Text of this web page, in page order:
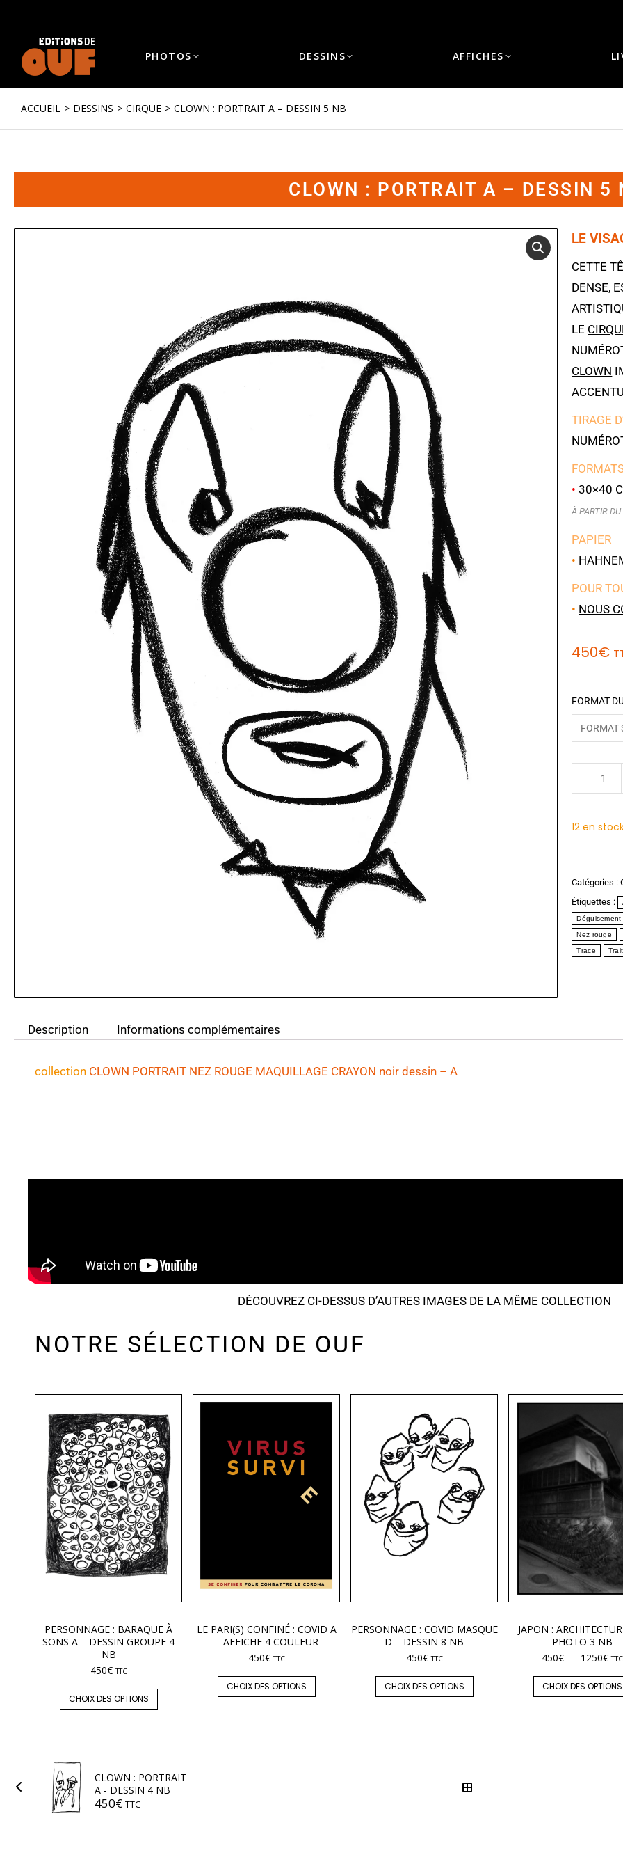
PHOTOS DESSINS AFFICHES
Vous êtes ici :
ACCUEIL DESSINS CIRQUE CLOWN : PORTRAIT A – DESSIN 5 NB
CLOWN : PORTRAIT A – DESSIN 5
LE
CETTE
DENSE,
LE
CLOWN
TIRAGE
•30×40
À PARTIR
PAPIER
•
POUR
• NOUS
450€
FORMAT
12 en
Catégories :
Étiquettes :
Déguisement
Nez rouge
Trace Trait
Description Informations complémentaires
collection CLOWN PORTRAIT NEZ ROUGE MAQUILLAGE CRAYON noir dessin – A
DÉCOUVREZ CI-DESSUS D’AUTRES IMAGES DE LA MÊME COLLECTION
NOTRE SÉLECTION DE OUF
PERSONNAGE : BARAQUE À
SONS A – DESSIN GROUPE 4
NB
450€ TTC
CHOIX DES OPTIONS
LE PARI(S) CONFINÉ : COVID A
– AFFICHE 4 COULEUR
450€ TTC
CHOIX DES OPTIONS
PERSONNAGE : COVID MASQUE
D – DESSIN 8 NB
450€ TTC
CHOIX DES OPTIONS
JAPON :
PHOTO 3 NB
450€ – 1250€ TTC
CHOIX DES OPTIONS
CLOWN : PORTRAIT
A - DESSIN 4 NB
450€ TTC